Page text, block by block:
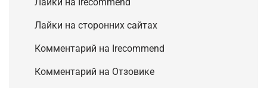
Лайки на сторонних сайтах
Комментарий на Irecommend
Комментарий на Отзовике